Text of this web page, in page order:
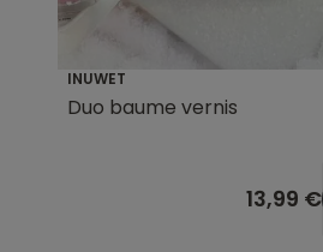
INUWET
Duo baume vernis
13,99 €